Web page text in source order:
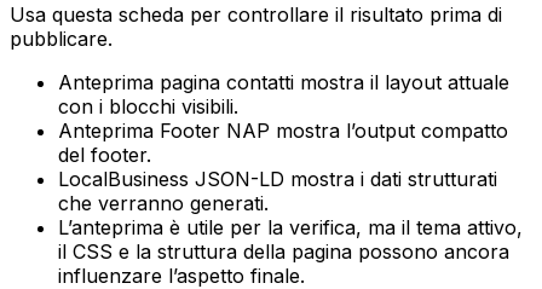
Usa questa scheda per controllare il risultato prima di
pubblicare.
Anteprima pagina contatti mostra il layout attuale
con i blocchi visibili.
Anteprima Footer NAP mostra l’output compatto
del footer.
LocalBusiness JSON-LD mostra i dati strutturati
che verranno generati.
L’anteprima è utile per la verifica, ma il tema attivo,
il CSS e la struttura della pagina possono ancora
influenzare l’aspetto finale.